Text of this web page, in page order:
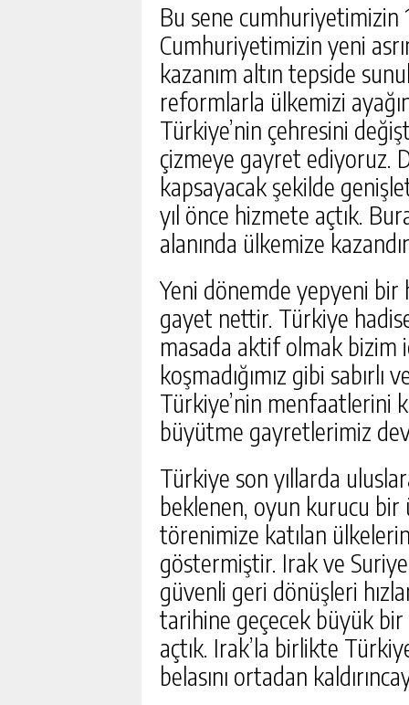
Bu sene cumhuriyetimizin
Cumhuriyetimizin yeni
kazanım altın tepside
reformlarla ülkemizi
Türkiye’nin çehresini
çizmeye gayret ediyoruz.
kapsayacak şekilde
yıl önce hizmete açtık.
alanında ülkemize
Yeni dönemde yepyeni
gayet nettir. Türkiye
masada aktif olmak bizim
koşmadığımız gibi
Türkiye’nin menfaatlerini
büyütme gayretlerimiz
Türkiye son yıllarda
beklenen, oyun kurucu
törenimize katılan
göstermiştir. Irak ve
güvenli geri dönüşleri
tarihine geçecek büyük bir
açtık. Irak’la birlikte
belasını ortadan